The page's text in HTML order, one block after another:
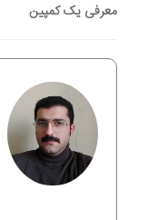
معرفی یک کمپین